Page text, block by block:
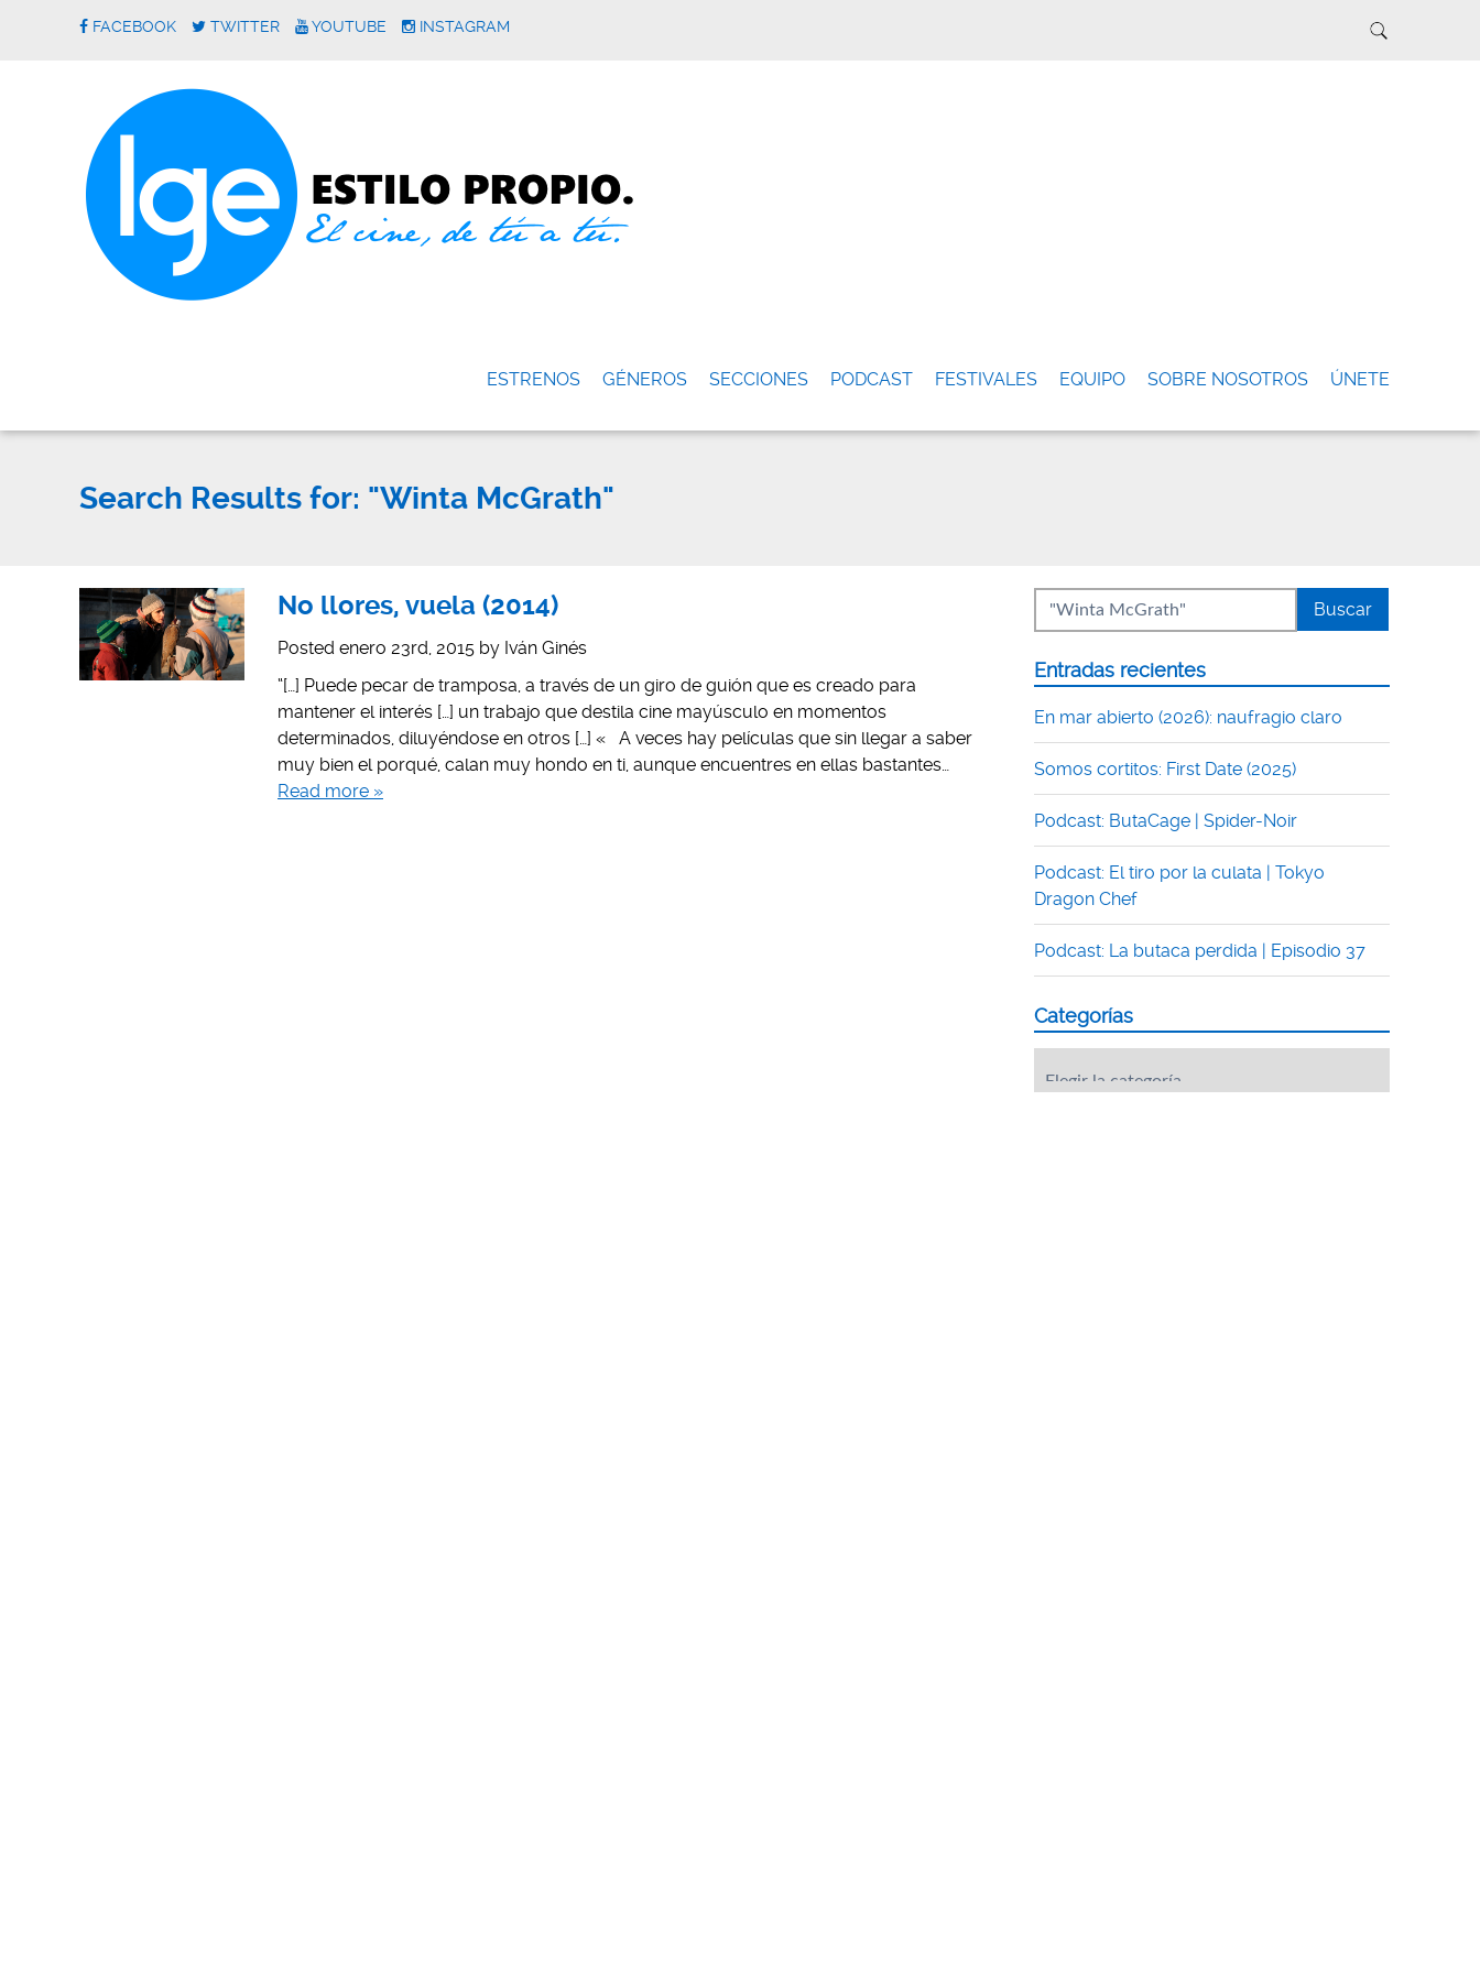
FACEBOOK TWITTER YOUTUBE INSTAGRAM
ESTRENOS GÉNEROS SECCIONES PODCAST FESTIVALES EQUIPO SOBRE NOSOTROS ÚNETE
Search Results for: "Winta McGrath"
No llores, vuela (2014)
Posted enero 23rd, 2015 by Iván Ginés
“[…] Puede pecar de tramposa, a través de un giro de guión que es creado para
mantener el interés […] un trabajo que destila cine mayúsculo en momentos
determinados, diluyéndose en otros […] « A veces hay películas que sin llegar a saber
muy bien el porqué, calan muy hondo en ti, aunque encuentres en ellas bastantes…
Read more »
Entradas recientes
En mar abierto (2026): naufragio claro
Somos cortitos: First Date (2025)
Podcast: ButaCage | Spider-Noir
Podcast: El tiro por la culata | Tokyo
Dragon Chef
Podcast: La butaca perdida | Episodio 37
Categorías